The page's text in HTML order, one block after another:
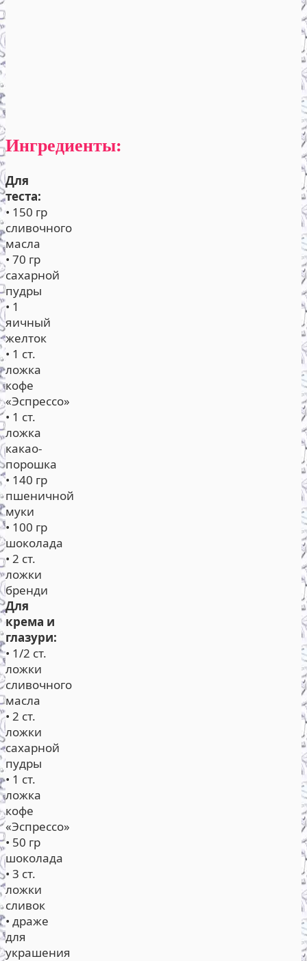
Ингредиенты:
Для
теста:
• 150 гр
сливочного
масла
• 70 гр
сахарной
пудры
• 1
яичный
желток
• 1 ст.
ложка
кофе
«Эспрессо»
• 1 ст.
ложка
какао-
порошка
• 140 гр
пшеничной
муки
• 100 гр
шоколада
• 2 ст.
ложки
бренди
Для
крема и
глазури:
• 1/2 ст.
ложки
сливочного
масла
• 2 ст.
ложки
сахарной
пудры
• 1 ст.
ложка
кофе
«Эспрессо»
• 50 гр
шоколада
• 3 ст.
ложки
сливок
• драже
для
украшения